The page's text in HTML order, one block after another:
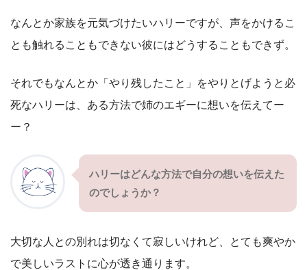
なんとか家族を元気づけたいハリーですが、声をかけるこ
とも触れることもできない彼にはどうすることもできず。
それでもなんとか「やり残したこと」をやりとげようと必
死なハリーは、ある方法で姉のエギーに想いを伝えてー
ー？
ハリーはどんな方法で自分の想いを伝えた
のでしょうか？
大切な人との別れは切なくて寂しいけれど、とても爽やか
で美しいラストに心が透き通ります。